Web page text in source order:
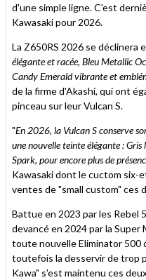
d'une simple ligne. C'est
Kawasaki pour 2026.
La Z650RS 2026 se
élégante et racée, Bleu Metallic
Candy Emerald vibrante et
de la firme d'Akashi, qui ont
pinceau sur leur Vulcan S.
"En 2026, la Vulcan S conserve
une nouvelle teinte élégante :
Spark, pour encore plus de
Kawasaki dont le cuctom six-
ventes de "small custom" ces
Battue en 2023 par les Rebel
devancé en 2024 par la
toute nouvelle Eliminator 500
toutefois la desservir de trop
Kawa" s'est maintenu ces